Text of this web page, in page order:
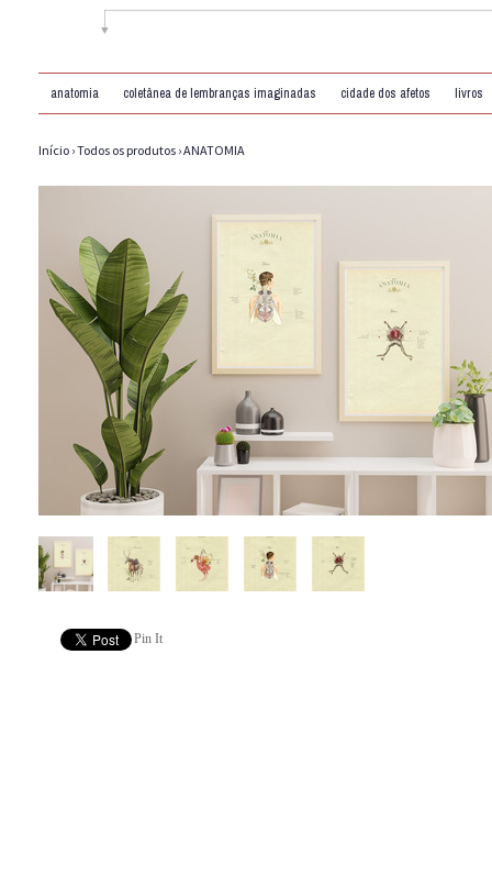
anatomia coletânea de lembranças imaginadas cidade dos afetos livros
Início ›Todos os produtos ›ANATOMIA
Pin It